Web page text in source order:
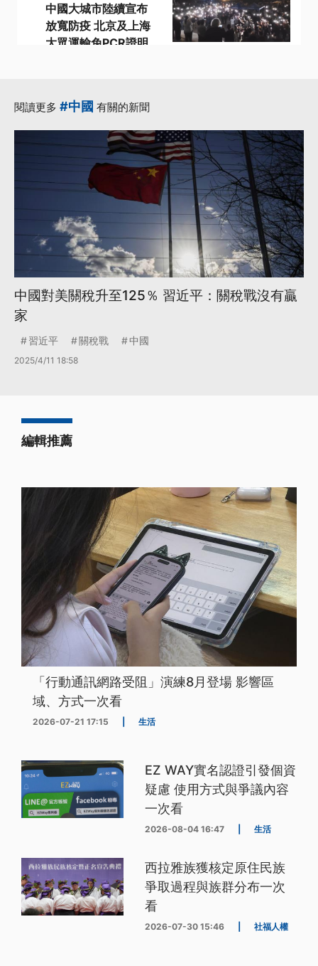
中國大城市陸續宣布
放寬防疫 北京及上海
大眾運輸免PCR證明
閱讀更多 #中國 有關的新聞
中國對美關稅升至125％ 習近平：關稅戰沒有贏
家
習近平 關稅戰 中國
2025/4/11 18:58
編輯推薦
「行動通訊網路受阻」演練8月登場 影響區
域、方式一次看
2026-07-21 17:15 生活
EZ WAY實名認證引發個資
疑慮 使用方式與爭議內容
一次看
2026-08-04 16:47 生活
西拉雅族獲核定原住民族
爭取過程與族群分布一次
看
2026-07-30 15:46 社福人權